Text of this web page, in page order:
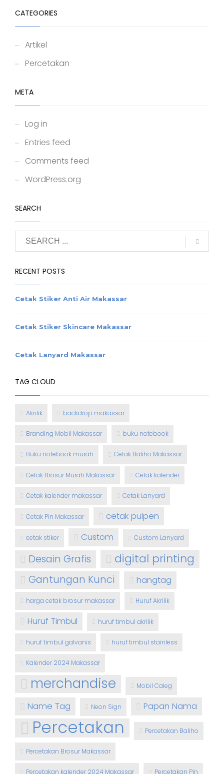
CATEGORIES
Artikel
Percetakan
META
Log in
Entries feed
Comments feed
WordPress.org
SEARCH
RECENT POSTS
Cetak Stiker Anti Air Makassar
Cetak Stiker Skincare Makassar
Cetak Lanyard Makassar
TAG CLOUD
Akrilik backdrop makassar
Branding Mobil Makassar buku notebook
Buku notebook murah Cetak Baliho Makassar
Cetak Brosur Murah Makassar Cetak kalender
Cetak kalender makassar Cetak Lanyard
Cetak Pin Makassar cetak pulpen
cetak stiker Custom Custom Lanyard
Desain Grafis digital printing
Gantungan Kunci hangtag
harga cetak brosur makassar Huruf Akrilik
Huruf Timbul huruf timbul akrilik
huruf timbul galvanis huruf timbul stainless
Kalender 2024 Makassar
merchandise Mobil Caleg
Name Tag Neon Sign Papan Nama
Percetakan Percetakan Baliho
Percetakan Brosur Makassar
Percetakan kalender 2024 Makassar Percetakan Pin